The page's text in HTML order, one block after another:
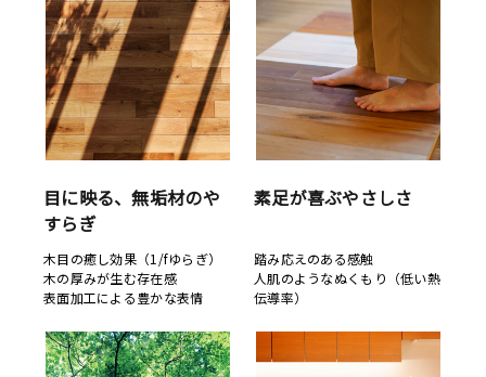
目に映る、無垢材のや
すらぎ
木目の癒し効果（1/fゆらぎ）
木の厚みが生む存在感
表面加工による豊かな表情
素足が喜ぶやさしさ
踏み応えのある感触
人肌のようなぬくもり（低い熱
伝導率）